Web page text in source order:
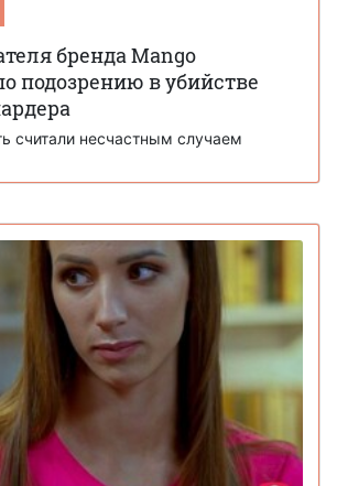
бренда Mango
подозрению в убийстве
считали несчастным случаем